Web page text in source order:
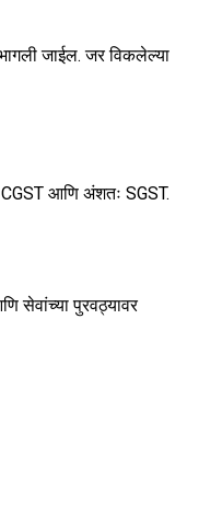
जाईल. जर विकलेल्या
CGST आणि अंशतः SGST.
सेवांच्या पुरवठ्यावर